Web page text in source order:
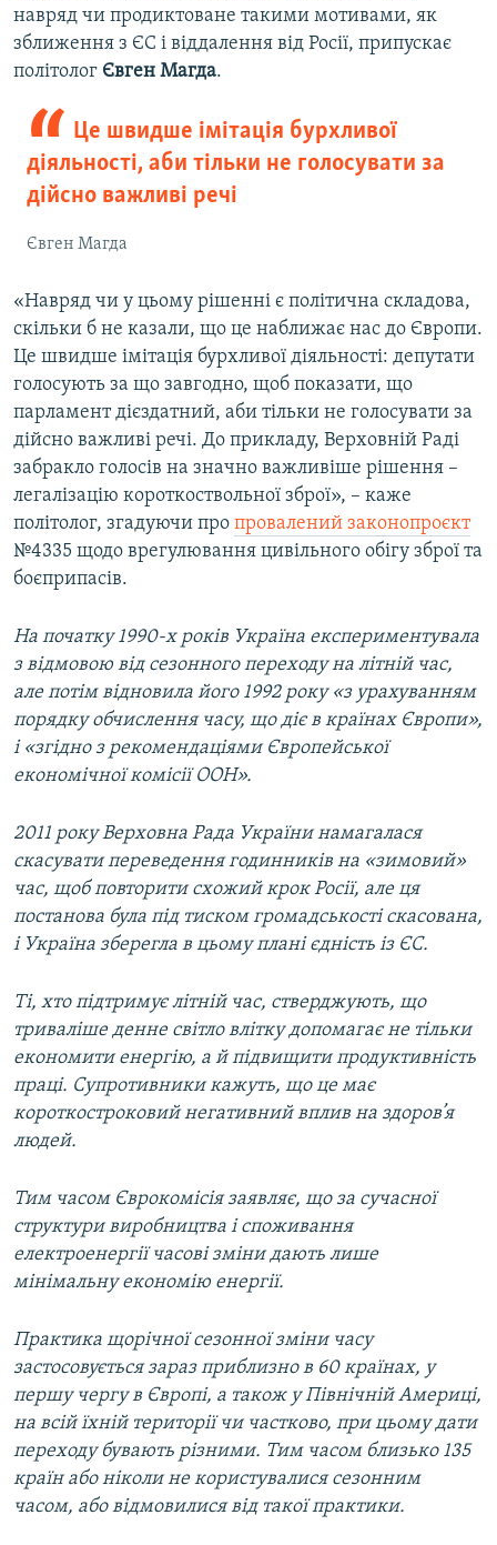
навряд чи продиктоване такими мотивами, як
зближення з ЄС і віддалення від Росії, припускає
політолог Євген Магда.
Це швидше імітація бурхливої
діяльності, аби тільки не голосувати за
дійсно важливі речі
Євген Магда
«Навряд чи у цьому рішенні є політична складова,
скільки б не казали, що це наближає нас до Європи.
Це швидше імітація бурхливої діяльності: депутати
голосують за що завгодно, щоб показати, що
парламент дієздатний, аби тільки не голосувати за
дійсно важливі речі. До прикладу, Верховній Раді
забракло голосів на значно важливіше рішення –
легалізацію короткоствольної зброї», – каже
політолог, згадуючи про провалений законопроєкт
№4335 щодо врегулювання цивільного обігу зброї та
боєприпасів.
На початку 1990-х років Україна експериментувала
з відмовою від сезонного переходу на літній час,
але потім відновила його 1992 року «з урахуванням
порядку обчислення часу, що діє в країнах Європи»,
і «згідно з рекомендаціями Європейської
економічної комісії ООН».
2011 року Верховна Рада України намагалася
скасувати переведення годинників на «зимовий»
час, щоб повторити схожий крок Росії, але ця
постанова була під тиском громадськості скасована,
і Україна зберегла в цьому плані єдність із ЄС.
Ті, хто підтримує літній час, стверджують, що
триваліше денне світло влітку допомагає не тільки
економити енергію, а й підвищити продуктивність
праці. Супротивники кажуть, що це має
короткостроковий негативний вплив на здоров’я
людей.
Тим часом Єврокомісія заявляє, що за сучасної
структури виробництва і споживання
електроенергії часові зміни дають лише
мінімальну економію енергії.
Практика щорічної сезонної зміни часу
застосовується зараз приблизно в 60 країнах, у
першу чергу в Європі, а також у Північній Америці,
на всій їхній території чи частково, при цьому дати
переходу бувають різними. Тим часом близько 135
країн або ніколи не користувалися сезонним
часом, або відмовилися від такої практики.